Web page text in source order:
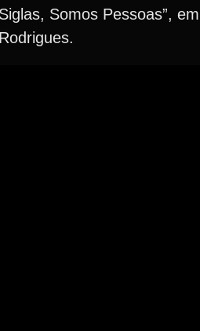
Somos Pessoas”,